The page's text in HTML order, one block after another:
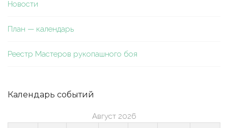
Новости
План — календарь
Реестр Мастеров рукопашного боя
Календарь событий
Август 2026